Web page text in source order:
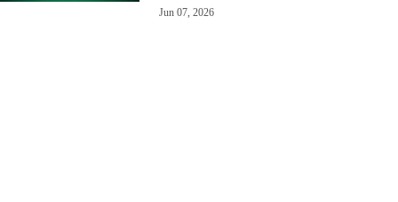
Jun 07, 2026